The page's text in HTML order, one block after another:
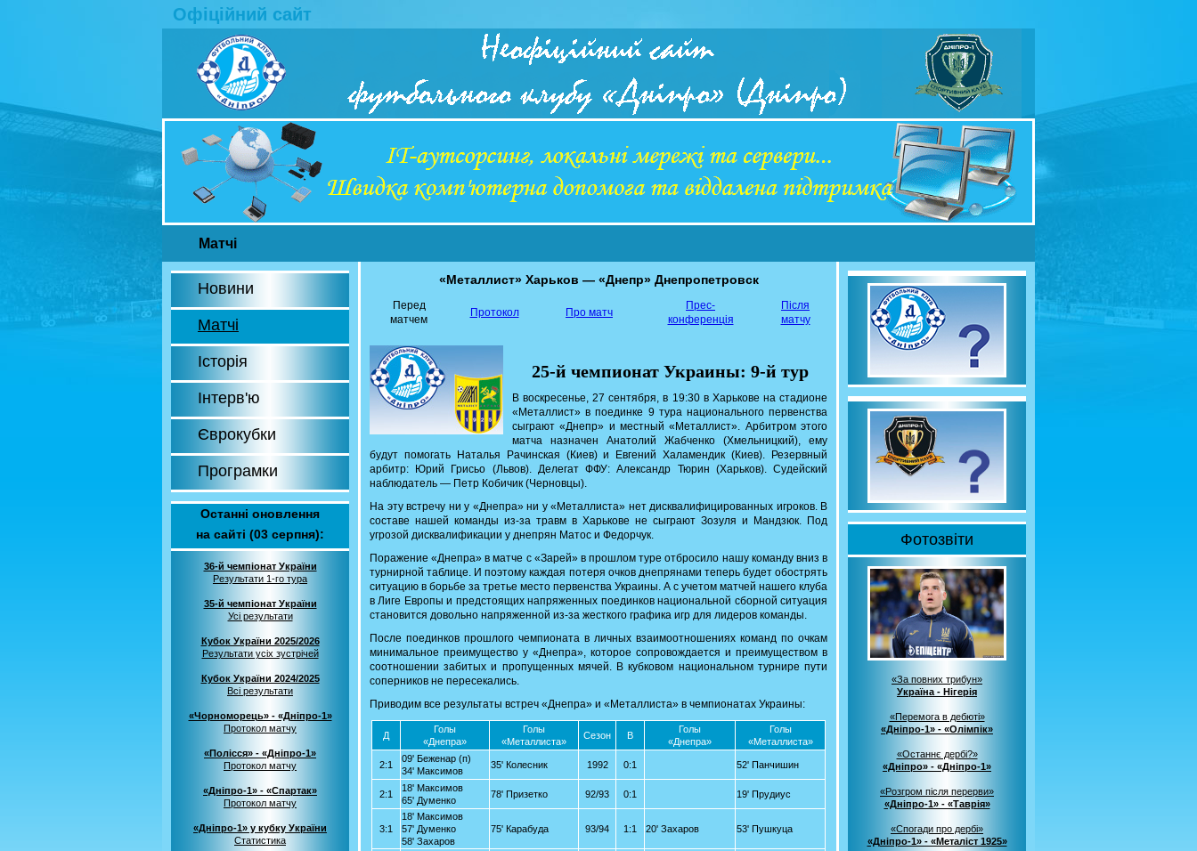
Офіційний сайт
Матчі
Новини
Матчі
Історія
Інтерв'ю
Єврокубки
Програмки
Останні оновлення
на сайті (03 серпня):
36-й чемпіонат України
Результати 1-го тура
35-й чемпіонат України
Усі результати
Кубок України 2025/2026
Результати усіх зустрічей
Кубок України 2024/2025
Всі результати
«Чорноморець» - «Дніпро-1»
Протокол матчу
«Полісся» - «Дніпро-1»
Протокол матчу
«Дніпро-1» - «Спартак»
Протокол матчу
«Дніпро-1» у кубку України
Статистика
«Металлист» Харьков — «Днепр» Днепропетровск
Перед
матчем
Протокол Про матч
Прес-
конференція
Після
матчу
25-й чемпионат Украины: 9-й тур
В воскресенье, 27 сентября, в 19:30 в Харькове на стадионе
«Металлист» в поединке 9 тура национального первенства
сыграют «Днепр» и местный «Металлист». Арбитром этого
матча назначен Анатолий Жабченко (Хмельницкий), ему
будут помогать Наталья Рачинская (Киев) и Евгений Халамендик (Киев). Резервный
арбитр: Юрий Грисьо (Львов). Делегат ФФУ: Александр Тюрин (Харьков). Судейский
наблюдатель — Петр Кобичик (Черновцы).
На эту встречу ни у «Днепра» ни у «Металлиста» нет дисквалифицированных игроков. В
составе нашей команды из-за травм в Харькове не сыграют Зозуля и Мандзюк. Под
угрозой дисквалификации у днепрян Матос и Федорчук.
Поражение «Днепра» в матче с «Зарей» в прошлом туре отбросило нашу команду вниз в
турнирной таблице. И поэтому каждая потеря очков днепрянами теперь будет обострять
ситуацию в борьбе за третье место первенства Украины. А с учетом матчей нашего клуба
в Лиге Европы и предстоящих напряженных поединков национальной сборной ситуация
становится довольно напряженной из-за жесткого графика игр для лидеров команды.
После поединков прошлого чемпионата в личных взаимоотношениях команд по очкам
минимальное преимущество у «Днепра», которое сопровождается и преимуществом в
соотношении забитых и пропущенных мячей. В кубковом национальном турнире пути
соперников не пересекались.
Приводим все результаты встреч «Днепра» и «Металлиста» в чемпионатах Украины:
Д
Голы
«Днепра»
Голы
«Металлиста»
Сезон В
Голы
«Днепра»
Голы
«Металлиста»
2:1
09' Беженар (п)
34' Максимов
35' Колесник 1992 0:1 52' Панчишин
2:1
18' Максимов
65' Думенко
78' Призетко 92/93 0:1 19' Прудиус
3:1
18' Максимов
57' Думенко
58' Захаров
75' Карабуда 93/94 1:1 20' Захаров 53' Пушкуца
Фотозвіти
«За повних трибун»
Україна - Нігерія
«Перемога в дебюті»
«Дніпро-1» - «Олімпік»
«Останнє дербі?»
«Дніпро» - «Дніпро-1»
«Розгром після перерви»
«Дніпро-1» - «Таврія»
«Спогади про дербі»
«Дніпро-1» - «Металіст 1925»